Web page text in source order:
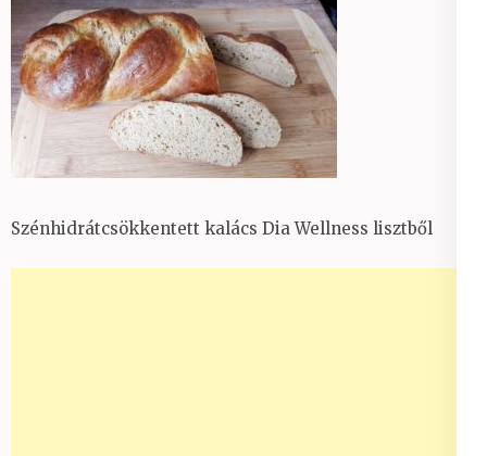
Szénhidrátcsökkentett kalács Dia Wellness lisztből